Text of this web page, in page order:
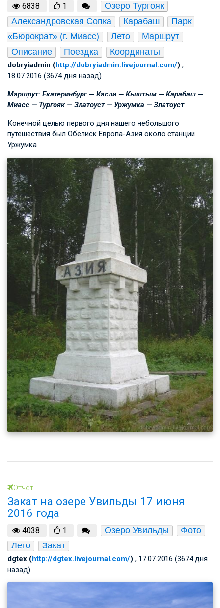
6838 1
Озеро Тургояк
Александровская Сопка
Карабаш
Парк
«Бюрократ» (г. Миасс)
Лето
Маршрут
Описание
Поездка Координаты
dobryiadmin (http://dobryiadmin.livejournal.com/) ,
18.07.2016 (3674 дня назад)
Маршрут: Екатеринбург — Касли — Кыштым — Карабаш —
Миасс — Тургояк — Златоуст — Уржумка — Златоуст
Конечной целью первого дня нашего небольшого
путешествия был Обелиск Европа-Азия около станции
Уржумка
Отчет
Закат на озере Увильды 17 июня
2016 года
4038 1 Озеро Увильды
Фото
Лето
Закат
dgtex (http://dgtex.livejournal.com/) , 17.07.2016 (3674 дня
назад)